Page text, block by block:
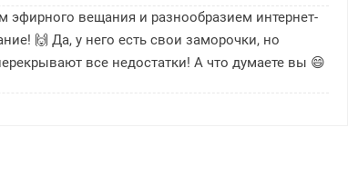
вещания и разнообразием интернет-
🙌 Да, у него есть свои заморочки, но
все недостатки! А что думаете вы 😄